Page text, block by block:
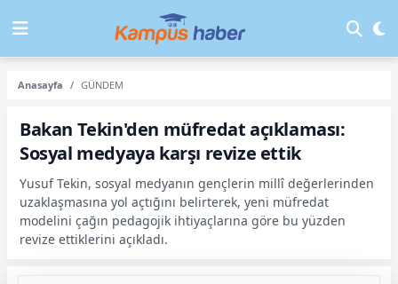
Anasayfa GÜNDEM
Bakan Tekin'den müfredat açıklaması:
Sosyal medyaya karşı revize ettik
Yusuf Tekin, sosyal medyanın gençlerin millî değerlerinden
uzaklaşmasına yol açtığını belirterek, yeni müfredat
modelini çağın pedagojik ihtiyaçlarına göre bu yüzden
revize ettiklerini açıkladı.